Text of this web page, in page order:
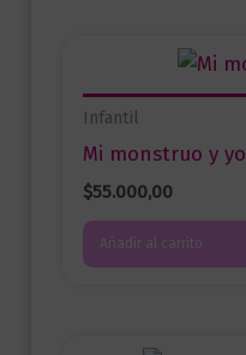
Infantil
Mi monstruo y yo
$55.000,00
Añadir al carrito